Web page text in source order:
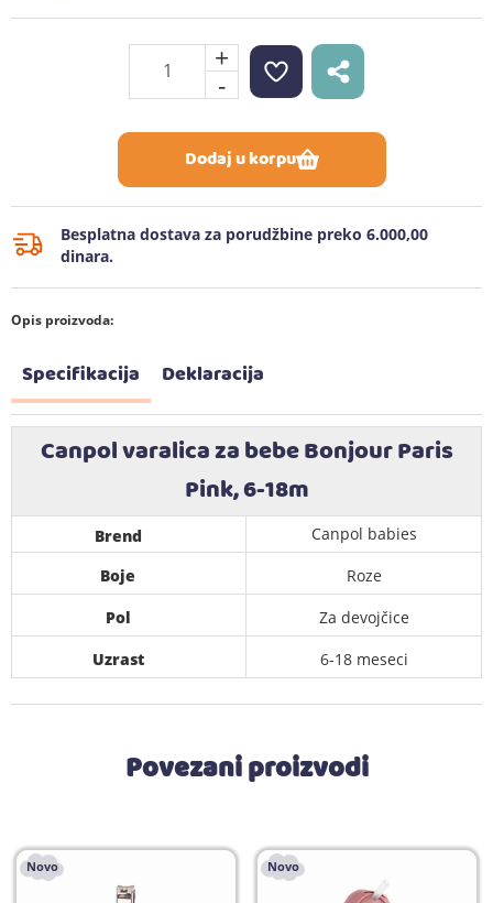
+
-
Dodaj u korpu
Besplatna dostava za porudžbine preko 6.000,00
dinara.
Opis proizvoda:
Specifikacija Deklaracija
Canpol varalica za bebe Bonjour Paris
Pink, 6-18m
Brend
Canpol babies
Boje
Roze
Pol
Za devojčice
Uzrast
6-18 meseci
Povezani proizvodi
Novo Novo